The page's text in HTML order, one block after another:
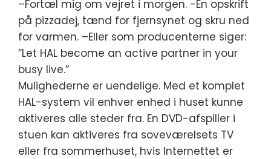
–Fortæl mig om vejret i morgen. -En opskrift
på pizzadej, tænd for fjernsynet og skru ned
for varmen. –Eller som producenterne siger:
”Let HAL become an active partner in your
busy live.”
Mulighederne er uendelige. Med et komplet
HAL-system vil enhver enhed i huset kunne
aktiveres alle steder fra. En DVD-afspiller i
stuen kan aktiveres fra soveværelsets TV
eller fra sommerhuset, hvis Internettet er